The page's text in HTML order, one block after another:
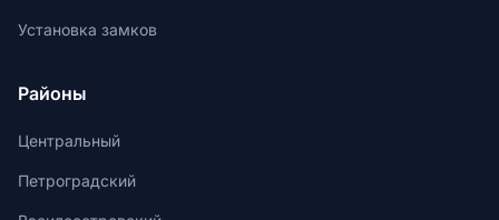
Установка замков
Районы
Центральный
Петроградский